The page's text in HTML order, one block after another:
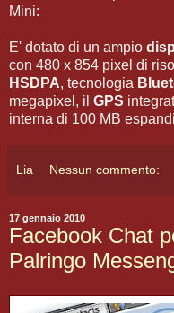
Mini:
E' dotato di un ampio
con 480 x 854 pixel di
HSDPA, tecnologia
megapixel, il GPS
interna di 100 MB
Lia Nessun commento:
17 gennaio 2010
Facebook Chat
Palringo